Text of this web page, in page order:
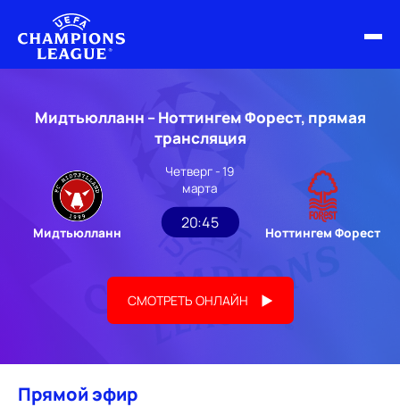
НОВОСТИ
РАСПИСАНИЕ
Мидтьюлланн – Ноттингем Форест, прямая
трансляция
Мидтьюлланн
Четверг - 19
марта
20:45
Ноттингем Форест
СМОТРЕТЬ ОНЛАЙН
Прямой эфир